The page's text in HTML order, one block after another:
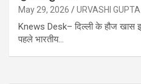
May 29, 2026 URVASHI GUPTA
Knews Desk– दिल्ली के हौज खास
पहले भारतीय…